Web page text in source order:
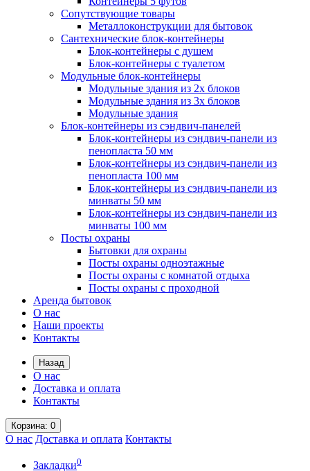
Сопутствующие товары
Металлоконструкции для бытовок
Сантехнические блок-контейнеры
Блок-контейнеры с душем
Блок-контейнеры с туалетом
Модульные блок-контейнеры
Модульные здания из 2х блоков
Модульные здания из 3х блоков
Модульные здания
Блок-контейнеры из сэндвич-панелей
Блок-контейнеры из сэндвич-панели из
пенопласта 50 мм
Блок-контейнеры из сэндвич-панели из
пенопласта 100 мм
Блок-контейнеры из сэндвич-панели из
минваты 50 мм
Блок-контейнеры из сэндвич-панели из
минваты 100 мм
Посты охраны
Бытовки для охраны
Посты охраны одноэтажные
Посты охраны с комнатой отдыха
Посты охраны с проходной
Аренда бытовок
О нас
Наши проекты
Контакты
Назад
О нас
Доставка и оплата
Контакты
Корзина: 0
О нас Доставка и оплата Контакты
Закладки0